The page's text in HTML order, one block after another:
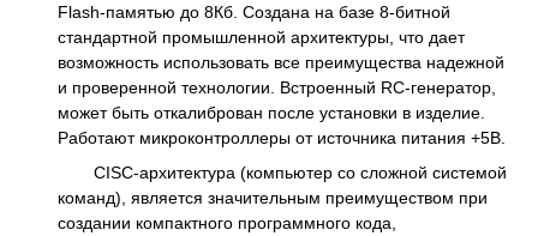
Flash-памятью до 8Кб. Создана на базе 8-битной
стандартной промышленной архитектуры, что дает
возможность использовать все преимущества надежной
и проверенной технологии. Встроенный RC-генератор,
может быть откалиброван после установки в изделие.
Работают микроконтроллеры от источника питания +5В.
CISC-архитектура (компьютер со сложной системой
команд), является значительным преимуществом при
создании компактного программного кода,